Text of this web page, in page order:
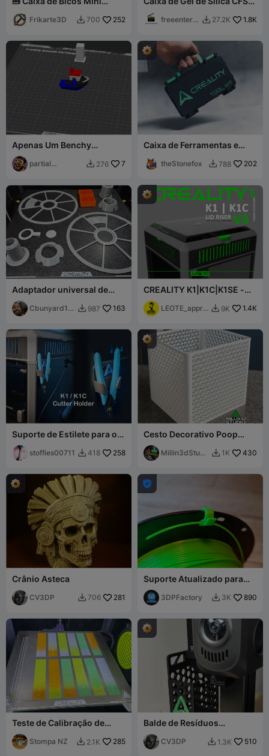
Frikarte3D  700 252
freeenterta  27.2K 1.8K
Apenas Um Benchy
Quadricolor, Pequeno
Barco - Multicor
partial
 276 7
Caixa de Ferramentas e
Impressora CREALITY
theStonefox  788 202
Adaptador universal de
carretel CFS com NFC
universal REUTILIZÁVEL
Cbunyard19
 987 163
CREALITY K1|K1C|K1SE -
ELEVADOR DE TAMPA V3
[KIT DE EXTENSÃO DE
ESTRUTURA]
LEOTE_appro  9K 1.4K
Suporte de Estilete para o
Painel Lateral Frontal do K1
/ K1Cstoffies00711  418 258
Cesto Decorativo Poop
Mega da Creality para K2
Plus Pro K1
Millin3dStudi
 1K 430
Crânio Asteca
CV3DP  706 281

Suporte Atualizado para
Clipe de Filamento Evita o
Desenrolar do Carretel
3DPFactory  3K 890
Teste de Calibração de
Purga CFS para
ECONOMIZAR Filamento
Stompa NZ  2.1K 285
Balde de Resíduos
Compacto Creality Hi
CV3DP  1.3K 510